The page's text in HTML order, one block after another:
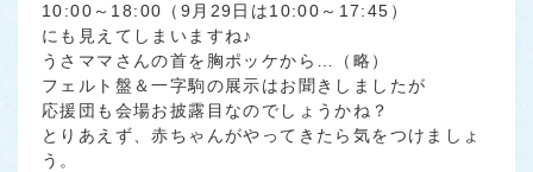
10:00～18:00（9月29日は10:00～17:45）
にも見えてしまいますね♪
うさママさんの首を胸ポッケから…（略）
フェルト盤＆一字駒の展示はお聞きしましたが
応援団も会場お披露目なのでしょうかね？
とりあえず、赤ちゃんがやってきたら気をつけましょ
う。